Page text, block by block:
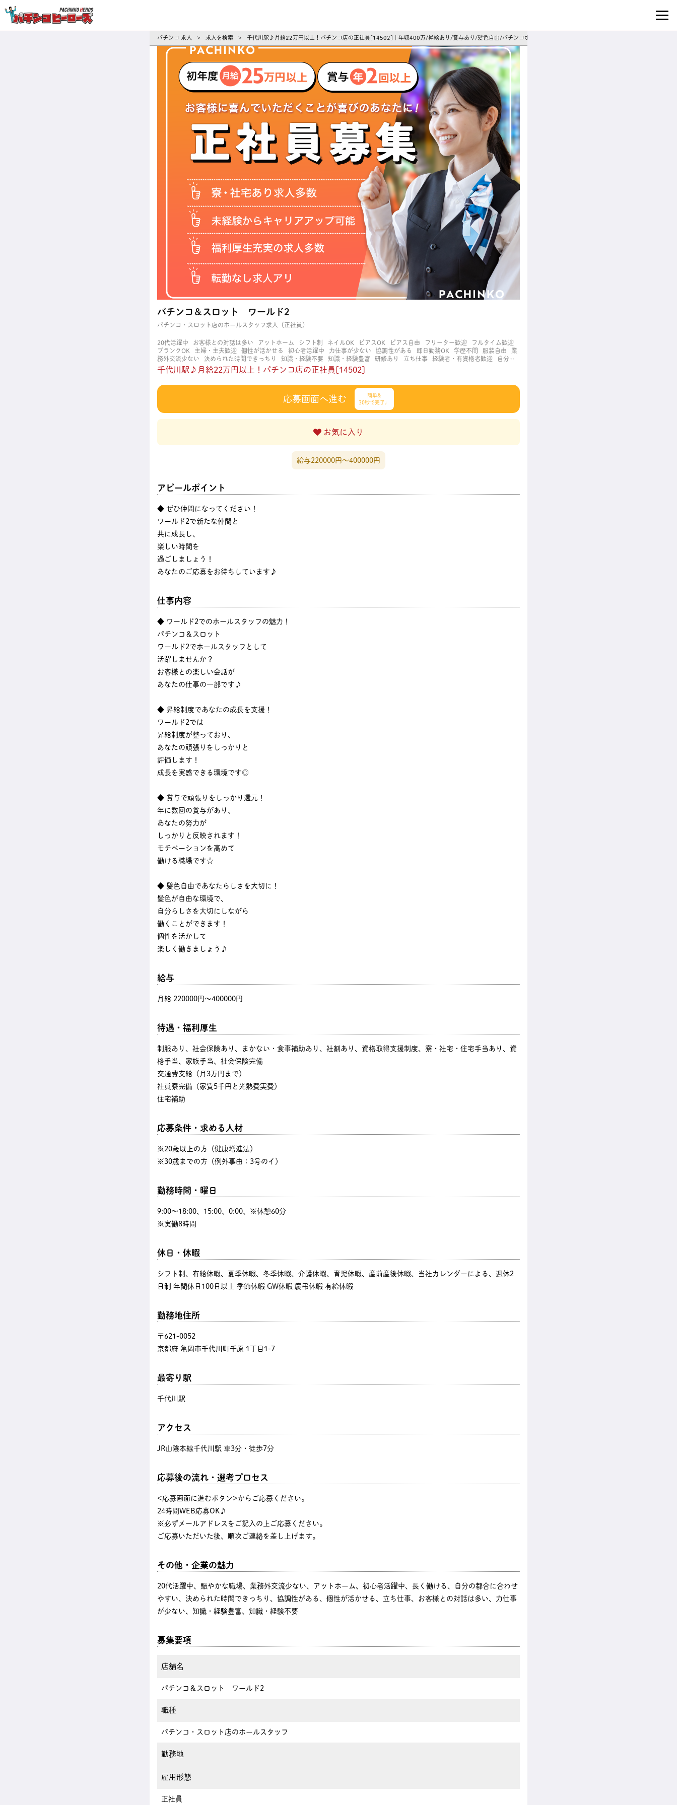
パチンコ 求人 > 求人を検索 > 千代川駅♪月給22万円以上！パチンコ店の正社員[14502]｜年収400万/昇給あり/賞与あり/髪色自由/パチンコホールスタッフ
パチンコ＆スロット ワールド2
パチンコ・スロット店のホールスタッフ求人（正社員）
20代活躍中 お客様との対話は多い アットホーム シフト制 ネイルOK ピアスOK ピアス自由 フリーター歓迎
フルタイム歓迎
ブランクOK
主婦・主夫歓迎 個性が活かせる 初心者活躍中 力仕事が少ない 協調性がある 即日勤務OK 学歴不問 服装自由
業
務外交流少ない
決められた時間できっちり 知識・経験不要 知識・経験豊富 研修あり 立ち仕事 経験者・有資格者歓迎
自分の
都合に合わせやすい
茶髪OK 賑やかな職場 金髪OK 長く働ける 長期歓迎
千代川駅♪月給22万円以上！パチンコ店の正社員[14502]
応募画面へ進む
簡単&
30秒で完了♩
お気に入り
給与220000円〜400000円
アピールポイント
◆ ぜひ仲間になってください！
ワールド2で新たな仲間と
共に成長し、
楽しい時間を
過ごしましょう！
あなたのご応募をお待ちしています♪
仕事内容
◆ ワールド2でのホールスタッフの魅力！
パチンコ＆スロット
ワールド2でホールスタッフとして
活躍しませんか？
お客様との楽しい会話が
あなたの仕事の一部です♪
◆ 昇給制度であなたの成長を支援！
ワールド2では
昇給制度が整っており、
あなたの頑張りをしっかりと
評価します！
成長を実感できる環境です◎
◆ 賞与で頑張りをしっかり還元！
年に数回の賞与があり、
あなたの努力が
しっかりと反映されます！
モチベーションを高めて
働ける職場です☆
◆ 髪色自由であなたらしさを大切に！
髪色が自由な環境で、
自分らしさを大切にしながら
働くことができます！
個性を活かして
楽しく働きましょう♪
給与
月給 220000円〜400000円
待遇・福利厚生
制服あり、社会保険あり、まかない・食事補助あり、社割あり、資格取得支援制度、寮・社宅・住宅手当あり、資
格手当、家族手当、社会保険完備
交通費支給（月3万円まで）
社員寮完備（家賃5千円と光熱費実費）
住宅補助
応募条件・求める人材
※20歳以上の方（健康増進法）
※30歳までの方（例外事由：3号のイ）
勤務時間・曜日
9:00〜18:00、15:00、0:00、※休憩60分
※実働8時間
休日・休暇
シフト制、有給休暇、夏季休暇、冬季休暇、介護休暇、育児休暇、産前産後休暇、当社カレンダーによる、週休2
日制 年間休日100日以上 季節休暇 GW休暇 慶弔休暇 有給休暇
勤務地住所
〒621-0052
京都府 亀岡市千代川町千原 1丁目1-7
最寄り駅
千代川駅
アクセス
JR山陰本線千代川駅 車3分・徒歩7分
応募後の流れ・選考プロセス
<応募画面に進むボタン>からご応募ください。
24時間WEB応募OK♪
※必ずメールアドレスをご記入の上ご応募ください。
ご応募いただいた後、順次ご連絡を差し上げます。
その他・企業の魅力
20代活躍中、賑やかな職場、業務外交流少ない、アットホーム、初心者活躍中、長く働ける、自分の都合に合わせ
やすい、決められた時間できっちり、協調性がある、個性が活かせる、立ち仕事、お客様との対話は多い、力仕事
が少ない、知識・経験豊富、知識・経験不要
募集要項
店舗名
パチンコ＆スロット ワールド2
職種
パチンコ・スロット店のホールスタッフ
勤務地
雇用形態
正社員